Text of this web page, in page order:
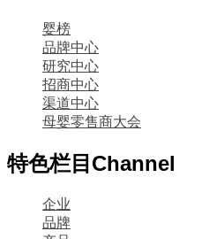
婴榜
品牌中心
研究中心
招商中心
渠道中心
母婴零售商大会
特色栏目 Channel
企业
品牌